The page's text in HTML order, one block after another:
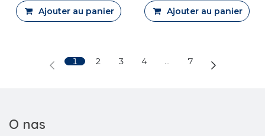
Ajouter au panier Ajouter au panier
1 2 3 4 … 7
O nas